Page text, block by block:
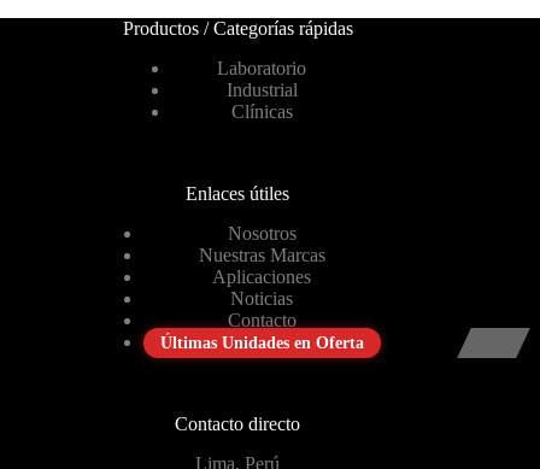
Productos / Categorías rápidas
Laboratorio
Industrial
Clínicas
Enlaces útiles
Nosotros
Nuestras Marcas
Aplicaciones
Noticias
Contacto
Últimas Unidades en Oferta
Contacto directo
Lima, Perú